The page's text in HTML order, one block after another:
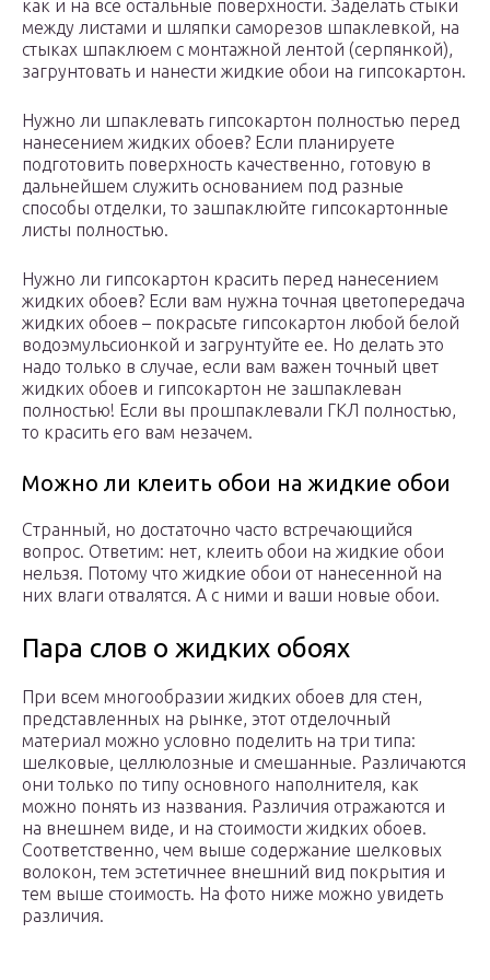
как и на все остальные поверхности. Заделать стыки
между листами и шляпки саморезов шпаклевкой, на
стыках шпаклюем с монтажной лентой (серпянкой),
загрунтовать и нанести жидкие обои на гипсокартон.
Нужно ли шпаклевать гипсокартон полностью перед
нанесением жидких обоев? Если планируете
подготовить поверхность качественно, готовую в
дальнейшем служить основанием под разные
способы отделки, то зашпаклюйте гипсокартонные
листы полностью.
Нужно ли гипсокартон красить перед нанесением
жидких обоев? Если вам нужна точная цветопередача
жидких обоев – покрасьте гипсокартон любой белой
водоэмульсионкой и загрунтуйте ее. Но делать это
надо только в случае, если вам важен точный цвет
жидких обоев и гипсокартон не зашпаклеван
полностью! Если вы прошпаклевали ГКЛ полностью,
то красить его вам незачем.
Можно ли клеить обои на жидкие обои
Странный, но достаточно часто встречающийся
вопрос. Ответим: нет, клеить обои на жидкие обои
нельзя. Потому что жидкие обои от нанесенной на
них влаги отвалятся. А с ними и ваши новые обои.
Пара слов о жидких обоях
При всем многообразии жидких обоев для стен,
представленных на рынке, этот отделочный
материал можно условно поделить на три типа:
шелковые, целлюлозные и смешанные. Различаются
они только по типу основного наполнителя, как
можно понять из названия. Различия отражаются и
на внешнем виде, и на стоимости жидких обоев.
Соответственно, чем выше содержание шелковых
волокон, тем эстетичнее внешний вид покрытия и
тем выше стоимость. На фото ниже можно увидеть
различия.